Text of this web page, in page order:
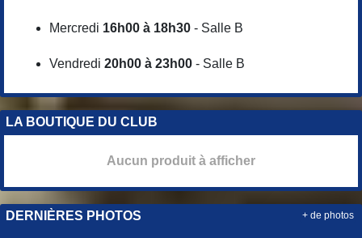
Mercredi 16h00 à 18h30 - Salle B
Vendredi 20h00 à 23h00 - Salle B
LA BOUTIQUE DU CLUB
Aucun produit à afficher
DERNIÈRES PHOTOS + de photos